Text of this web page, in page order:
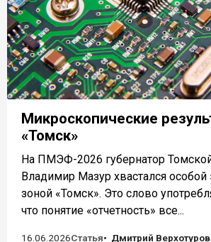
Микроскопические
«Томск»
На ПМЭФ-2026 губернатор
Владимир Мазур хвастался
зоной «Томск». Это слово
что понятие «отчетность» все...
16.06.2026Статья
Дмитрий Верхотуров